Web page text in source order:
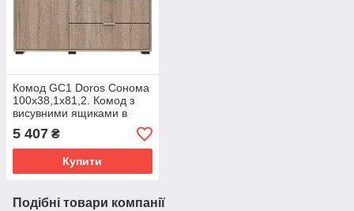
Комод GС1 Doros Сонома
100х38,1х81,2. Комод з
висувними ящиками в
ящики
5 407 ₴
Купити
Подібні товари компанії